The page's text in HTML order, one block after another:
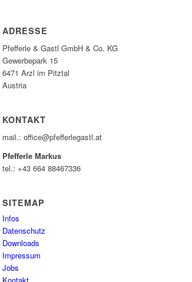
ADRESSE
Pfefferle & Gastl GmbH & Co. KG
Gewerbepark 15
6471 Arzl im Pitztal
Austria
KONTAKT
mail.: office@pfefferlegastl.at
Pfefferle Markus
tel.: +43 664 88467336
SITEMAP
Infos
Datenschutz
Downloads
Impressum
Jobs